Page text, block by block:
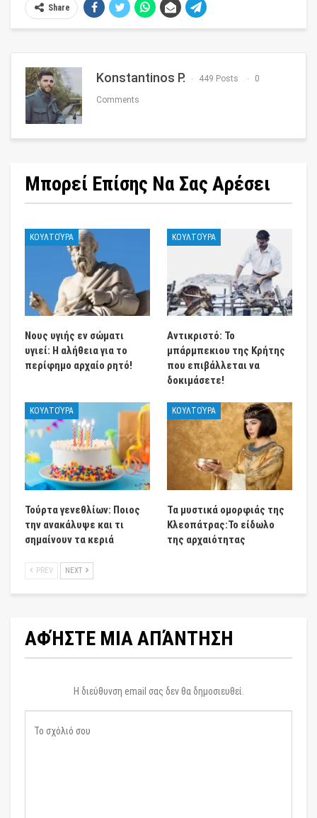
Share
Konstantinos P. 449 Posts 0
Comments
Μπορεί Επίσης Να Σας Αρέσει
ΚΟΥΛΤΟΎΡΑ
Νους υγιής εν σώματι
υγιεί: Η αλήθεια για το
περίφημο αρχαίο ρητό!
ΚΟΥΛΤΟΎΡΑ
Αντικριστό: Το
μπάρμπεκιου της Κρήτης
που επιβάλλεται να
δοκιμάσετε!
ΚΟΥΛΤΟΎΡΑ
Τούρτα γενεθλίων: Ποιος
την ανακάλυψε και τι
σημαίνουν τα κεριά
ΚΟΥΛΤΟΎΡΑ
Τα μυστικά ομορφιάς της
Κλεοπάτρας:Το είδωλο
της αρχαιότητας
PREV NEXT
ΑΦΉΣΤΕ ΜΙΑ ΑΠΆΝΤΗΣΗ
Η διεύθυνση email σας δεν θα δημοσιευθεί.